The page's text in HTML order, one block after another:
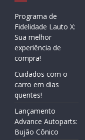
Programa de
Fidelidade Lauto X:
Sua melhor
experiência de
compra!
Cuidados com o
carro em dias
quentes!
Lançamento
Advance Autoparts:
Bujão Cônico